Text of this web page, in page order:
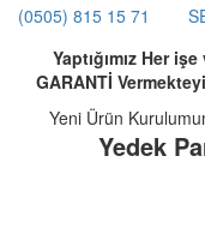
(0505) 815 15 71
Yaptığımız Her
GARANTİ
Yeni Ürün
Yedek